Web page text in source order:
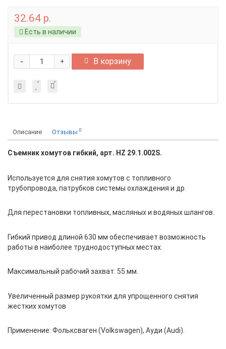
32.64 р.
Есть в наличии
+
- В корзину
Описание Отзывы 0
Съемник хомутов гибкий, арт. HZ 29.1.002S.
Используется для снятия хомутов с топливного
трубопровода, патрубков системы охлаждения и др.
Для перестановки топливных, масляных и водяных шлангов.
Гибкий привод длиной 630 мм обеспечивает возможность
работы в наиболее труднодоступных местах.
Максимальный рабочий захват: 55 мм.
Увеличенный размер рукоятки для упрощенного снятия
жестких хомутов
Применение: Фольксваген (Volkswagen), Ауди (Audi).